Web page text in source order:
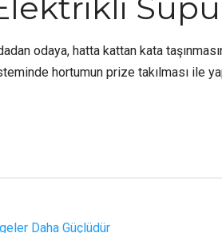
odaya, hatta kattan kata
hortumun prize takılması ile